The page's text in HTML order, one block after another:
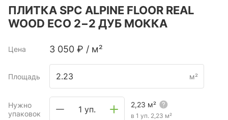
ПЛИТКА SPC ALPINE FLOOR REAL
WOOD ECO 2−2 ДУБ МОККА
Цена 3 050 ₽ / м²
Площадь м²
Нужно
упаковок
1 уп. 2,23 м²
в 1 уп. 2,23 м²